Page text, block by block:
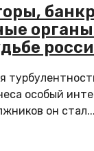
особый
он